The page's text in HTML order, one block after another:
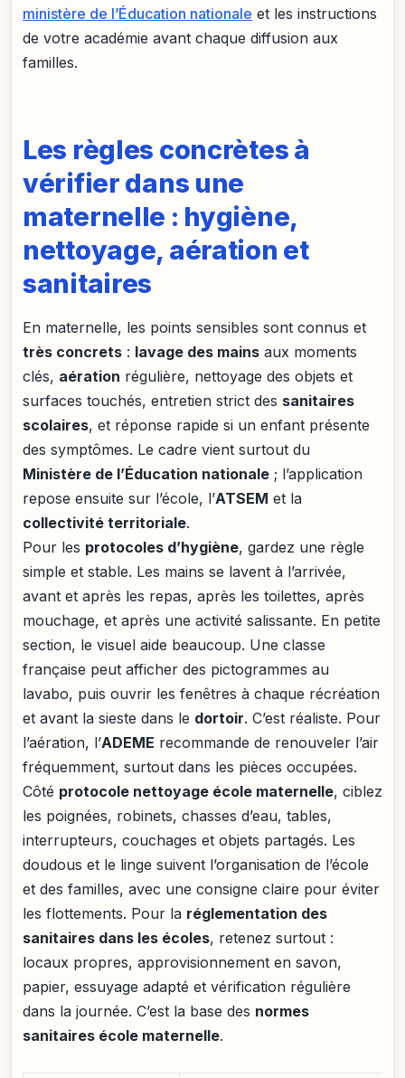
ministère de l’Éducation nationale et les instructions
de votre académie avant chaque diffusion aux
familles.
Les règles concrètes à
vérifier dans une
maternelle : hygiène,
nettoyage, aération et
sanitaires
En maternelle, les points sensibles sont connus et
très concrets : lavage des mains aux moments
clés, aération régulière, nettoyage des objets et
surfaces touchés, entretien strict des sanitaires
scolaires, et réponse rapide si un enfant présente
des symptômes. Le cadre vient surtout du
Ministère de l’Éducation nationale ; l’application
repose ensuite sur l’école, l’ATSEM et la
collectivité territoriale.
Pour les protocoles d’hygiène, gardez une règle
simple et stable. Les mains se lavent à l’arrivée,
avant et après les repas, après les toilettes, après
mouchage, et après une activité salissante. En petite
section, le visuel aide beaucoup. Une classe
française peut afficher des pictogrammes au
lavabo, puis ouvrir les fenêtres à chaque récréation
et avant la sieste dans le dortoir. C’est réaliste. Pour
l’aération, l’ADEME recommande de renouveler l’air
fréquemment, surtout dans les pièces occupées.
Côté protocole nettoyage école maternelle, ciblez
les poignées, robinets, chasses d’eau, tables,
interrupteurs, couchages et objets partagés. Les
doudous et le linge suivent l’organisation de l’école
et des familles, avec une consigne claire pour éviter
les flottements. Pour la réglementation des
sanitaires dans les écoles, retenez surtout :
locaux propres, approvisionnement en savon,
papier, essuyage adapté et vérification régulière
dans la journée. C’est la base des normes
sanitaires école maternelle.